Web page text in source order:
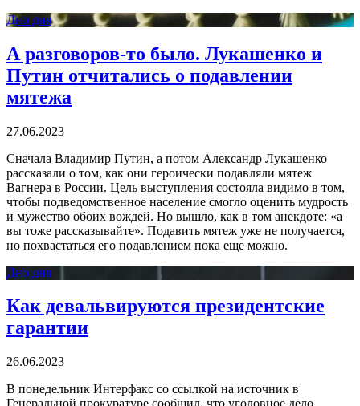
Дно дня
А разговоров-то было. Лукашенко и
Путин отчитались о подавлении
мятежа
27.06.2023
Сначала Владимир Путин, а потом Александр Лукашенко
рассказали о том, как они героически подавляли мятеж
Вагнера в России. Цель выступления состояла видимо в том,
чтобы подведомственное население смогло оценить мудрость
и мужество обоих вождей. Но вышло, как в том анекдоте: «а
вы тоже рассказывайте». Подавить мятеж уже не получается,
но похвастаться его подавлением пока еще можно.
Дно дня
Как девальвируются президентские
гарантии
26.06.2023
В понедельник Интерфакс со ссылкой на источник в